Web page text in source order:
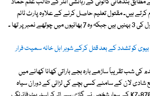
کرتے ہیں۔ مقتول تعلیم حاصل کرنے کے علاوہ پارٹ ٹائم
نمبر پر تھا ۔
کو تشدد کے بعد قتل کرکے شوہر اہل خانہ سمیت فرار
کی شب تقریباً ساڑھے بارہ بجے باراتی کھانا کھانے میں
لان کے سامنے کسی بچے کی لڑائی کے دوران سیاہ